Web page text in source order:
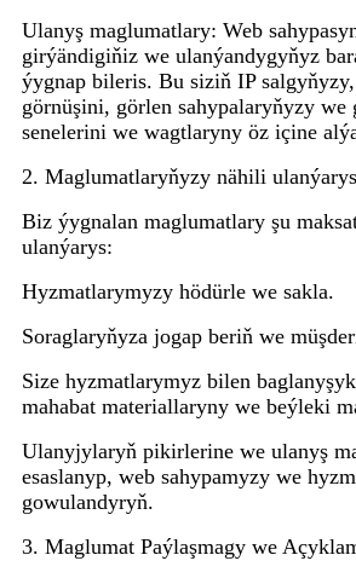
Ulanyş maglumatlary: Web
girýändigiňiz we ulanýandygyňyz
ýygnap bileris. Bu siziň IP
görnüşini, görlen sahypalaryňyzy
senelerini we wagtlaryny öz içine
2. Maglumatlaryňyzy nähili ulanýarys
Biz ýygnalan maglumatlary şu
ulanýarys:
Hyzmatlarymyzy hödürle we sakla.
Soraglaryňyza jogap beriň we
Size hyzmatlarymyz bilen
mahabat materiallaryny we beýleki
Ulanyjylaryň pikirlerine we ulanyş
esaslanyp, web sahypamyzy we
gowulandyryň.
3. Maglumat Paýlaşmagy we